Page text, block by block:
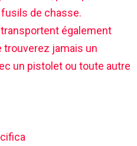
de chasse.
également
trouverez jamais un
un pistolet ou toute autre